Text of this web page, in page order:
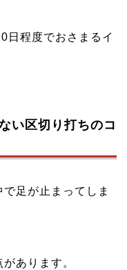
日程度でおさまるイ
い区切り打ちのコ
足が止まってしま
あります。